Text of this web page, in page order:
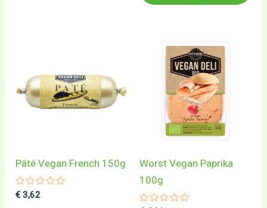
Pâté Vegan French 150g
Gewaardeerd
€ 3,62
Worst Vegan Paprika
100g